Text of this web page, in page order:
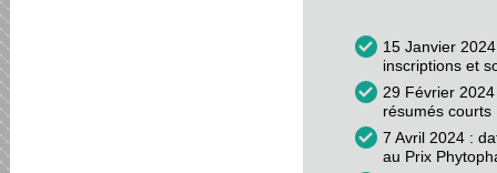
15 Janvier
inscriptions et
29 Février
résumés courts
7 Avril 2024 :
au Prix